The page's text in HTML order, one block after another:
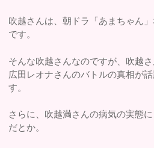
吹越さんは、朝ドラ「あまちゃん
です。
そんな吹越さんなのですが、吹越
広田レオナさんのバトルの真相が
す。
さらに、吹越満さんの病気の実態
だとか。